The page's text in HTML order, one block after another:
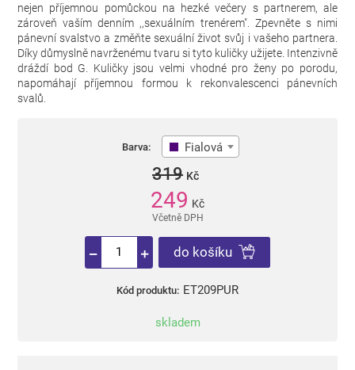
nejen příjemnou pomůckou na hezké večery s partnerem, ale
zároveň vaším denním ,,sexuálním trenérem". Zpevněte s nimi
pánevní svalstvo a změňte sexuální život svůj i vašeho partnera.
Díky důmyslně navrženému tvaru si tyto kuličky užijete. Intenzivně
dráždí bod G. Kuličky jsou velmi vhodné pro ženy po porodu,
napomáhají příjemnou formou k rekonvalescenci pánevních
svalů.
Barva: Fialová
319 Kč
249 Kč
Včetně DPH
do košíku
Kód produktu: ET209PUR
skladem